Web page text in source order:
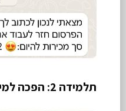
תלמידה 2: הפכה למיליונרית חדשה.